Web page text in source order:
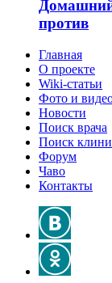
против
Главная
О проекте
Wiki-статьи
Фото и
Новости
Поиск врача
Поиск
Форум
Чаво
Контакты